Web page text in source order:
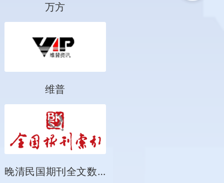
万方
维普
晚清民国期刊全文数据库